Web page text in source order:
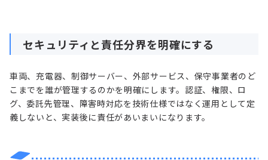
セキュリティと責任分界を明確にする
車両、充電器、制御サーバー、外部サービス、保守事業者のど
こまでを誰が管理するのかを明確にします。認証、権限、ロ
グ、委託先管理、障害時対応を技術仕様ではなく運用として定
義しないと、実装後に責任があいまいになります。